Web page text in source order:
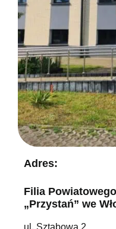
Adres:
Filia
„Przystań” we